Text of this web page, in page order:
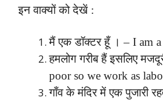
इन वाक्यों को देखें :
मैं एक डॉक्टर हूँ । – I am
हमलोग गरीब हैं इसलिए
poor so we work as
गाँव के मंदिर में एक पुजारी